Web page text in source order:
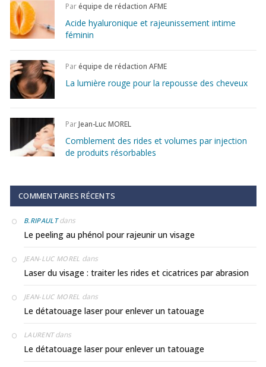
Paréquipe de rédaction AFME
Acide hyaluronique et rajeunissement intime
féminin
Paréquipe de rédaction AFME
La lumière rouge pour la repousse des cheveux
ParJean-Luc MOREL
Comblement des rides et volumes par injection
de produits résorbables
COMMENTAIRES RÉCENTS
B.RIPAULTdans
Le peeling au phénol pour rajeunir un visage
JEAN-LUC MOREL dans
Laser du visage : traiter les rides et cicatrices par abrasion
JEAN-LUC MOREL dans
Le détatouage laser pour enlever un tatouage
LAURENTdans
Le détatouage laser pour enlever un tatouage